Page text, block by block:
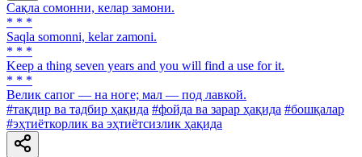
Сақла сомонни, келар замони.
* * *
Saqla somonni, kelar zamoni.
* * *
Keep a thing seven years and you will find a use for it.
* * *
Велик сапог — на ноге; мал — под лавкой.
#тақдир ва тадбир ҳақида #фойда ва зарар ҳақида #бошқалар
#эҳтиёткорлик ва эҳтиётсизлик ҳақида